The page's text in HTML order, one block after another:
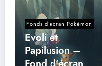
Fonds d’écran Pokémon
Evoli et
Papilusion –